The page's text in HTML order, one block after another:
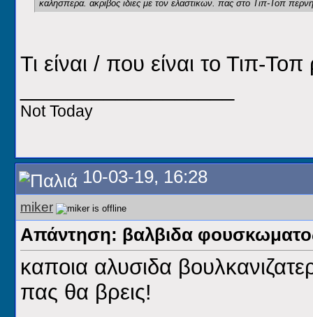
καλησπερα. ακριβος ιδιες με τον ελαστικων. πας στο Τιπ-Τοπ
Τι είναι / που είναι το Τιπ-
Not Today
10-03-19, 16:28
miker
Απάντηση: βαλβιδα
καποια αλυσιδα
πας θα βρεις!